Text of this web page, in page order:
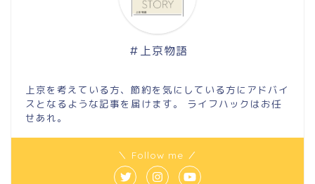
＃上京物語
上京を考えている方、節約を気にしている方にアドバイ
スとなるような記事を届けます。 ライフハックはお任
せあれ。
＼ Follow me ／